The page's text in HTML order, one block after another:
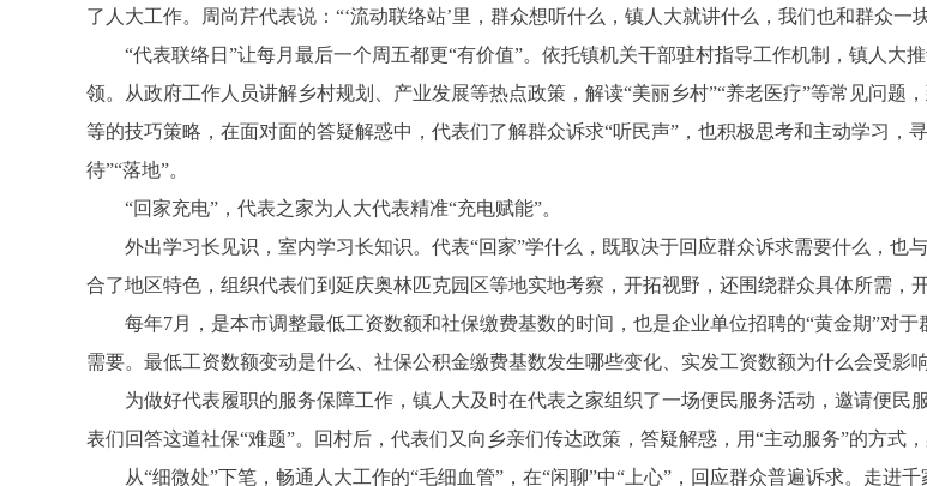
了人大工作。周尚芹代表说：“‘流动联络站’里，群众想听什么，镇人大就讲什么，我们也和群众一
“代表联络日”让每月最后一个周五都更“有价值”。依托镇机关干部驻村指导工作机制，镇人大
领。从政府工作人员讲解乡村规划、产业发展等热点政策，解读“美丽乡村”“养老医疗”等常见问
等的技巧策略，在面对面的答疑解惑中，代表们了解群众诉求“听民声”，也积极思考和主动学习，
待”“落地”。
“回家充电”，代表之家为人大代表精准“充电赋能”。
外出学习长见识，室内学习长知识。代表“回家”学什么，既取决于回应群众诉求需要什么，也
合了地区特色，组织代表们到延庆奥林匹克园区等地实地考察，开拓视野，还围绕群众具体所需，开
每年7月，是本市调整最低工资数额和社保缴费基数的时间，也是企业单位招聘的“黄金期”对于
需要。最低工资数额变动是什么、社保公积金缴费基数发生哪些变化、实发工资数额为什么会受影
为做好代表履职的服务保障工作，镇人大及时在代表之家组织了一场便民服务活动，邀请便民
表们回答这道社保“难题”。回村后，代表们又向乡亲们传达政策，答疑解惑，用“主动服务”的方式
从“细微处”下笔，畅通人大工作的“毛细血管”，在“闲聊”中“上心”，回应群众普遍诉求。走进